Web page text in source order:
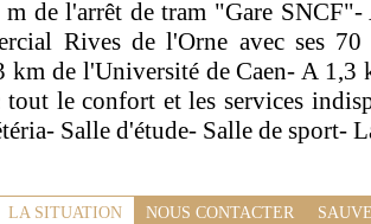
de l'arrêt de tram "Gare
Rives de l'Orne avec ses 70
km de l'Université de Caen- A
tout le confort et les services
Salle d'étude- Salle de sport-
LA SITUATION NOUS CONTACTER